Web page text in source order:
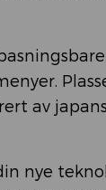
av
nye